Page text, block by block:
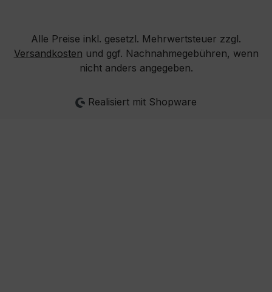
Alle Preise inkl. gesetzl. Mehrwertsteuer zzgl.
Versandkosten und ggf. Nachnahmegebühren, wenn
nicht anders angegeben.
Realisiert mit Shopware